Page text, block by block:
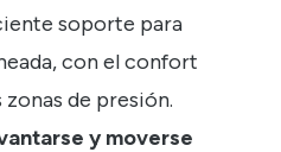
soporte para
con el confort
de presión.
y moverse